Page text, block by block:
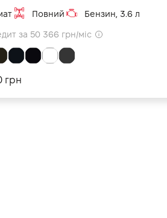
Повний Бензин, 3.6 л
за 50 366 грн/міс
грн